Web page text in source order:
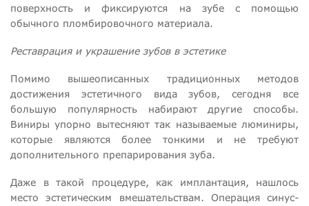
поверхность и фиксируются на зубе с помощью
обычного пломбировочного материала.
Реставрация и украшение зубов в эстетике
Помимо вышеописанных традиционных методов
достижения эстетичного вида зубов, сегодня все
большую популярность набирают другие способы.
Виниры упорно вытесняют так называемые люминиры,
которые являются более тонкими и не требуют
дополнительного препарирования зуба.
Даже в такой процедуре, как имплантация, нашлось
место эстетическим вмешательствам. Операция синус-